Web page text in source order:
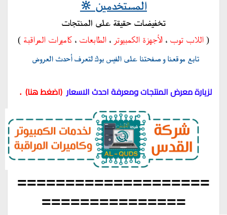
المستخدمين 🔆
تخفيضات حقيقة على المنتجات
( اللاب توب ، الأجهزة الكمبيوتر ، الطابعات ، كاميرات المراقبة )
تابع موقعنا و صفحتنا على الفيس بوك لتعرف أحدث العروض
لزيارة معرض المنتجات ومعرفة احدث الاسعار (اضغط هنا)
.
====================
===============